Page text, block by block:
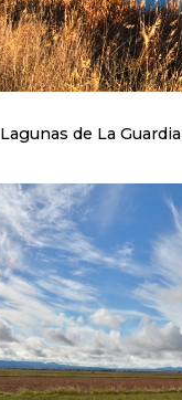
Lagunas de La Guardia